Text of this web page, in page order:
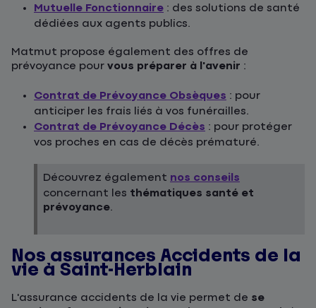
Mutuelle Fonctionnaire : des solutions de santé
dédiées aux agents publics.
Matmut propose également des offres de
prévoyance pour vous préparer à l'avenir :
Contrat de Prévoyance Obsèques : pour
anticiper les frais liés à vos funérailles.
Contrat de Prévoyance Décès : pour protéger
vos proches en cas de décès prématuré.
Découvrez également nos conseils
concernant les thématiques santé et
prévoyance.
Nos assurances Accidents de la
vie à Saint-Herblain
L'assurance accidents de la vie permet de se